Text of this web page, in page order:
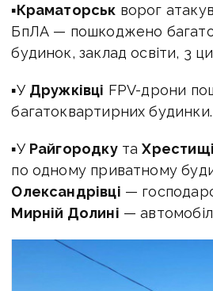
▪Краматорськ ворог
БпЛА — пошкоджено
будинок, заклад освіти, 3
▪У Дружківці FPV-дрони
багатоквартирних будинки.
▪У РайгородкутаХрестищі
по одному приватному
Олександрівці —
Мирній Долині —